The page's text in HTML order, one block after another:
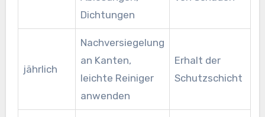
Dichtungen
jährlich
Nachversiegelung
an Kanten,
leichte Reiniger
anwenden
Erhalt der
Schutzschicht